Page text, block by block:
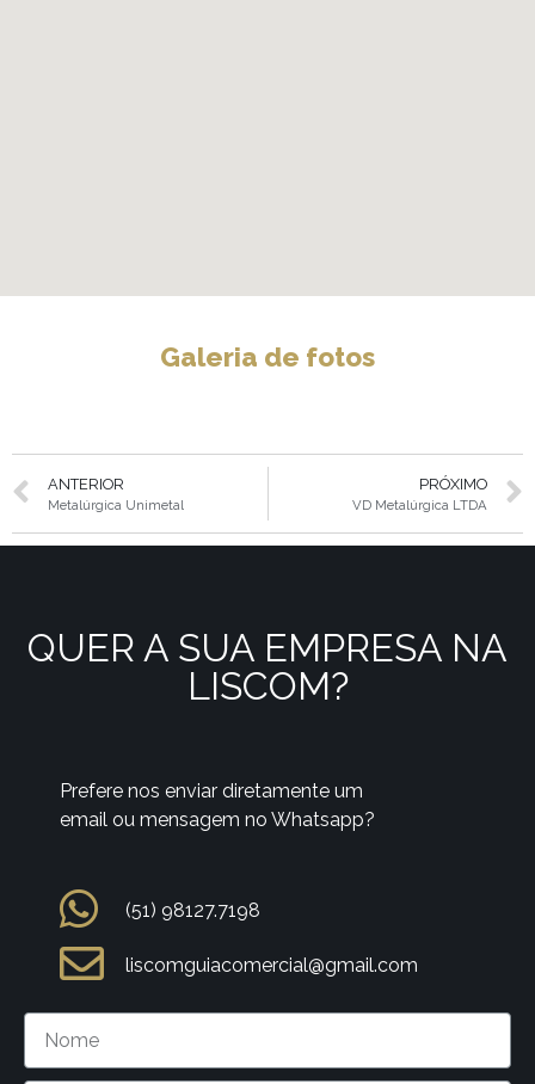
Galeria de fotos
ANTERIOR
Metalúrgica Unimetal
PRÓXIMO
VD Metalúrgica LTDA
QUER A SUA EMPRESA NA
LISCOM?
Prefere nos enviar diretamente um
email ou mensagem no Whatsapp?
(51) 98127.7198
liscomguiacomercial@gmail.com